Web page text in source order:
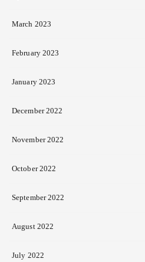
March 2023
February 2023
January 2023
December 2022
November 2022
October 2022
September 2022
August 2022
July 2022